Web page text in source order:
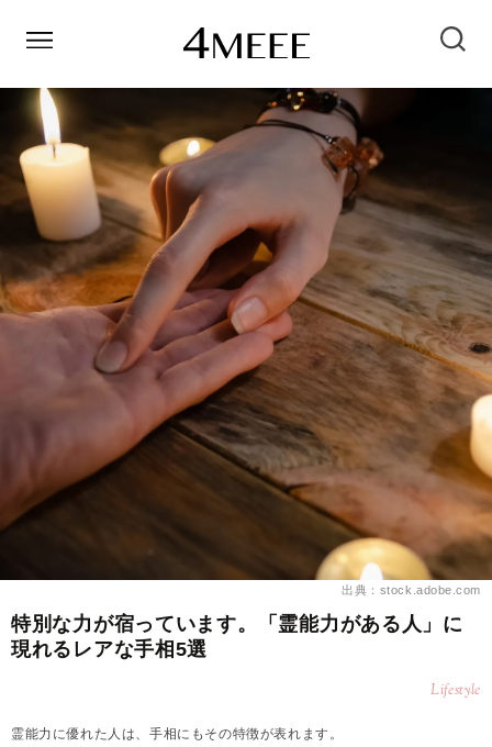
出典：stock.adobe.com
特別な力が宿っています。「霊能力がある人」に
現れるレアな手相5選
Lifestyle
霊能力に優れた人は、手相にもその特徴が表れます。